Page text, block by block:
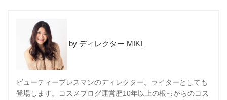
ディレクター MIKI
ビューティープレスマンのディレクター。ライターとしても
登場します。コスメブログ運営歴10年以上の根っからのコス